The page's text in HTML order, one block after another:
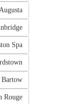
Spa
Bartow
Rouge